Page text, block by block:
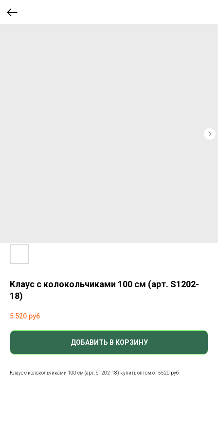
Клаус с колокольчиками 100 см (арт. S1202-
18)
5 520 руб
ДОБАВИТЬ В КОРЗИНУ
Клаус с колокольчиками 100 см (арт. S1202-18) купить оптом от 5520 руб